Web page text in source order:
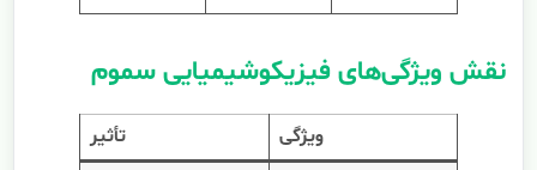
نقش ویژگی‌های فیزیکوشیمیایی سموم
ویژگی
تأثیر